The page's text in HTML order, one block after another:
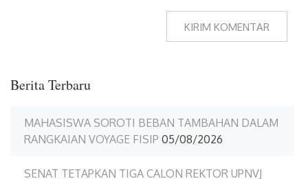
Berita Terbaru
MAHASISWA SOROTI BEBAN TAMBAHAN DALAM
RANGKAIAN VOYAGE FISIP 05/08/2026
SENAT TETAPKAN TIGA CALON REKTOR UPNVJ